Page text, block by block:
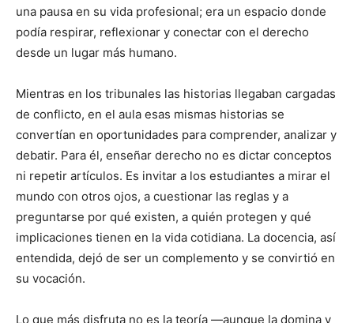
una pausa en su vida profesional; era un espacio donde
podía respirar, reflexionar y conectar con el derecho
desde un lugar más humano.
Mientras en los tribunales las historias llegaban cargadas
de conflicto, en el aula esas mismas historias se
convertían en oportunidades para comprender, analizar y
debatir. Para él, enseñar derecho no es dictar conceptos
ni repetir artículos. Es invitar a los estudiantes a mirar el
mundo con otros ojos, a cuestionar las reglas y a
preguntarse por qué existen, a quién protegen y qué
implicaciones tienen en la vida cotidiana. La docencia, así
entendida, dejó de ser un complemento y se convirtió en
su vocación.
Lo que más disfruta no es la teoría —aunque la domina y